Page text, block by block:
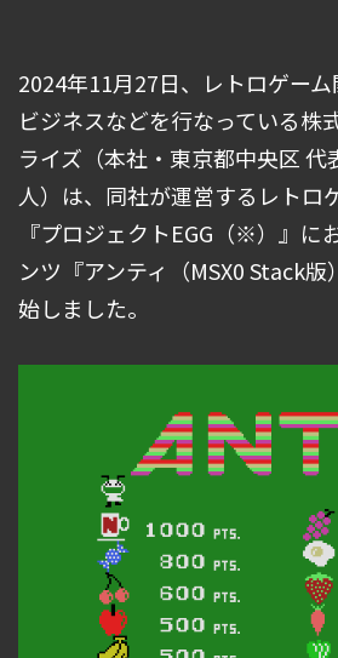
2024年11月27日、レトロゲー
ビジネスなどを行なっている株
ライズ（本社・東京都中央区 代
人）は、同社が運営するレトロ
『プロジェクトEGG（※）』に
ンツ『アンティ（MSX0 Stack
始しました。